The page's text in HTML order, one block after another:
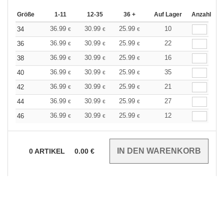
Größe 1-11 12-35 36 + Auf Lager Anzahl
34 36.99 € 30.99 € 25.99 €
10
36
36.99 € 30.99 € 25.99 €
22
38
36.99 € 30.99 € 25.99 €
16
40
36.99 € 30.99 € 25.99 €
35
42
36.99 € 30.99 € 25.99 €
21
44
36.99 € 30.99 € 25.99 €
27
46
36.99 € 30.99 € 25.99 € 12
0ARTIKEL 0.00 €